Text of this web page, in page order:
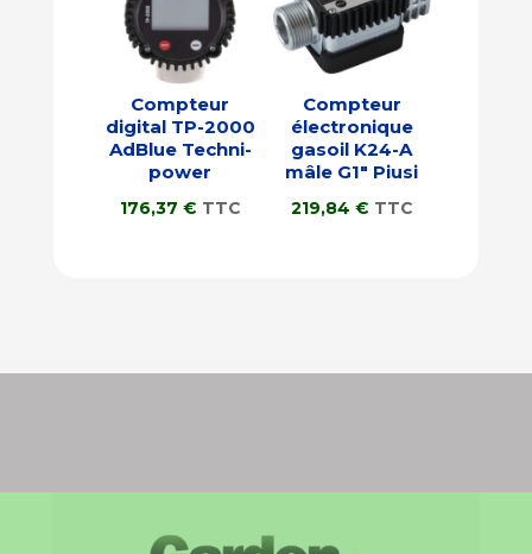
Compteur
digital TP-2000
AdBlue Techni-
power
176,37 € TTC
Compteur
électronique
gasoil K24-A
mâle G1″ Piusi
219,84 € TTC